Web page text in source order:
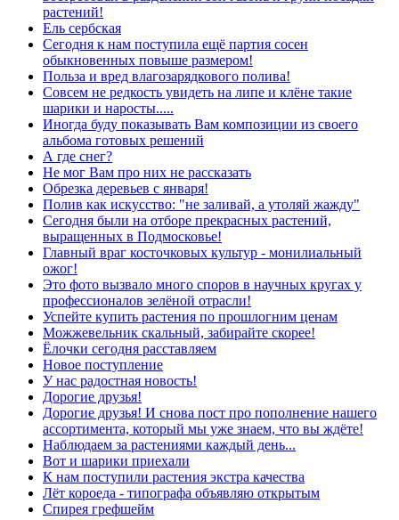
растений!
Ель сербская
Сегодня к нам поступила ещё партия сосен
обыкновенных повыше размером!
Польза и вред влагозарядкового полива!
Совсем не редкость увидеть на липе и клёне такие
шарики и наросты.....
Иногда буду показывать Вам композиции из своего
альбома готовых решений
А где снег?
Не мог Вам про них не рассказать
Обрезка деревьев с января!
Полив как искусство: "не заливай, а утоляй жажду"
Сегодня были на отборе прекрасных растений,
выращенных в Подмосковье!
Главный враг косточковых культур - монилиальный
ожог!
Это фото вызвало много споров в научных кругах у
профессионалов зелёной отрасли!
Успейте купить растения по прошлогним ценам
Можжевельник скальный, забирайте скорее!
Ёлочки сегодня расставляем
Новое поступление
У нас радостная новость!
Дорогие друзья!
Дорогие друзья! И снова пост про пополнение нашего
ассортимента, который мы уже знаем, что вы ждёте!
Наблюдаем за растениями каждый день...
Вот и шарики приехали
К нам поступили растения экстра качества
Лёт короеда - типографа объявляю открытым
Спирея грефшейм